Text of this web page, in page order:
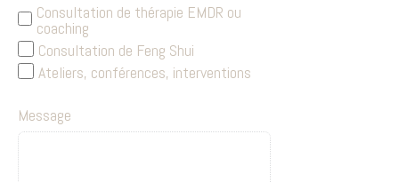
Consultation de thérapie EMDR ou
coaching
Consultation de Feng Shui
Ateliers, conférences, interventions
Message